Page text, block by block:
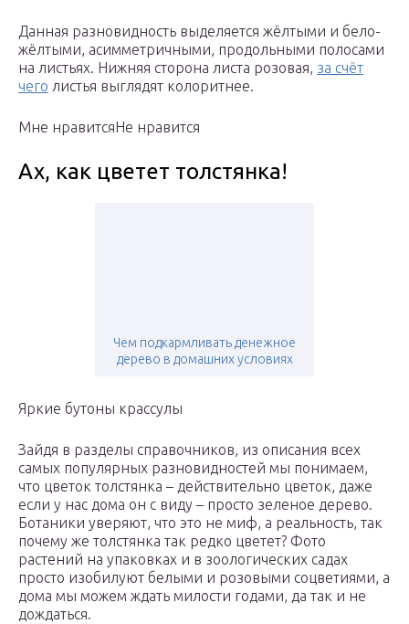
Данная разновидность выделяется жёлтыми и бело-
жёлтыми, асимметричными, продольными полосами
на листьях. Нижняя сторона листа розовая, за счёт
чего листья выглядят колоритнее.
Мне нравитсяНе нравится
Ах, как цветет толстянка!
Чем подкармливать денежное
дерево в домашних условиях
Яркие бутоны крассулы
Зайдя в разделы справочников, из описания всех
самых популярных разновидностей мы понимаем,
что цветок толстянка – действительно цветок, даже
если у нас дома он с виду – просто зеленое дерево.
Ботаники уверяют, что это не миф, а реальность, так
почему же толстянка так редко цветет? Фото
растений на упаковках и в зоологических садах
просто изобилуют белыми и розовыми соцветиями, а
дома мы можем ждать милости годами, да так и не
дождаться.